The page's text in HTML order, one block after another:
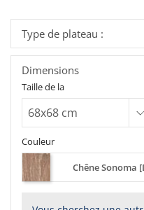
Couleur
Chêne Sonoma
Taille de la
Dimensions
Type de plateau :